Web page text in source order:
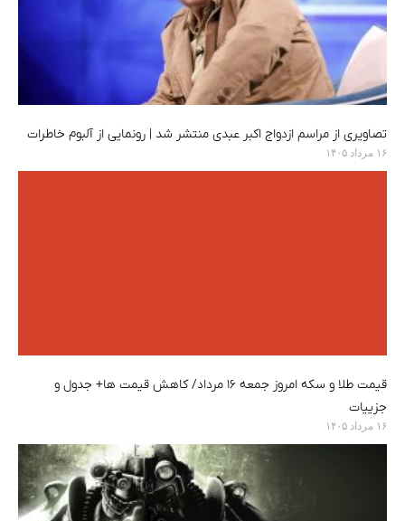
تصاویری از مراسم ازدواج اکبر عبدی منتشر شد | رونمایی از آلبوم خاطرات
۱۶ مرداد ۱۴۰۵
قیمت طلا و سکه امروز جمعه ۱۶ مرداد/ کاهش قیمت ها+ جدول و
جزییات
۱۶ مرداد ۱۴۰۵